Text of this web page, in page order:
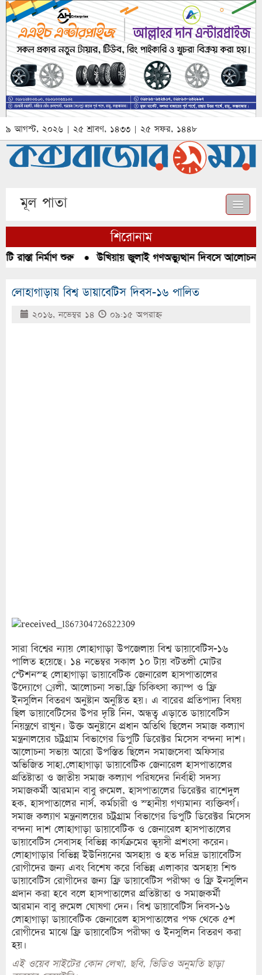
৯ আগস্ট, ২০২৬ | ২৫ শ্রাবণ, ১৪৩৩ | ২৫ সফর, ১৪৪৮
মূল পাতা
শিরোনাম
নির্মাণ শুরু●উখিয়ায় জুলাই গণঅভ্যুত্থান দিবসে আলোচনা,
লোহাগাড়ায় বিশ্ব ডায়াবেটিস দিবস-১৬ পালিত
২০১৬, নভেম্বর ১৪ ০৯:১৫ অপরাহ্ণ
সারা বিশ্বের ন্যায় লোহাগাড়া উপজেলায় বিশ্ব ডায়াবেটিস-১৬
পালিত হয়েছে। ১৪ নভেম্বর সকাল ১০ টায় বটতলী মোটর
স্টেশনস্হ লোহাগাড়া ডায়াবেটিক জেনারেল হাসপাতালের
উদ্যোগে র্্যলী, আলোচনা সভা,ফ্রি চিকিৎসা ক্যাম্প ও ফ্রি
ইনসুলিন বিতরণ অনুষ্টান অনুষ্টিত হয়। এ বারের প্রতিপাদ্য বিষয়
ছিল ডায়াবেটিসের উপর দৃষ্টি নিন, অন্ধত্ব এড়াতে ডায়াবেটিস
নিয়ন্ত্রণে রাখুন। উক্ত অনুষ্টানে প্রধান অতিথি ছিলেন সমাজ কল্যাণ
মন্ত্রনালয়ের চট্রগ্রাম বিভাগের ডিপুটি ডিরেক্টর মিসেস বন্দনা দাশ।
আলোচনা সভায় আরো উপস্তিত ছিলেন সমাজসেবা অফিসার
অভিজিত সাহা,লোহাগাড়া ডায়াবেটিক জেনারেল হাসপাতালের
প্রতিষ্টাতা ও জাতীয় সমাজ কল্যাণ পরিষদের নির্বাহী সদস্য
সমাজকর্মী আরমান বাবু রুমেল, হাসপাতালের ডিরেক্টর রাশেদুল
হক, হাসপাতালের নার্স, কর্মচারী ও স্হানীয় গণ্যমান্য ব্যক্তিবর্গ।
সমাজ কল্যাণ মন্ত্রনালয়ের চট্রগ্রাম বিভাগের ডিপুটি ডিরেক্টর মিসেস
বন্দনা দাশ লোহাগাড়া ডায়াবেটিক ও জেনারেল হাসপাতালের
ডায়াবেটিস সেবাসহ বিভিন্ন কার্যক্রমের ভূয়সী প্রশংসা করেন।
লোহাগাড়ার বিভিন্ন ইউনিয়নের অসহায় ও হত দরিদ্র ডায়াবেটিস
রোগীদের জন্য এবং বিশেষ করে বিভিন্ন এলাকার অসহায় শিশু
ডায়াবেটিস রোগীদের জন্য ফ্রি ডায়াবেটিস পরীক্ষা ও ফ্রি ইনসুলিন
প্রদান করা হবে বলে হাসপাতালের প্রতিষ্টাতা ও সমাজকর্মী
আরমান বাবু রুমেল ঘোষণা দেন। বিশ্ব ডায়াবেটিস দিবস-১৬
লোহাগাড়া ডায়াবেটিক জেনারেল হাসপাতালের পক্ষ থেকে ৫শ
রোগীদের মাঝে ফ্রি ডায়াবেটিস পরীক্ষা ও ইনসুলিন বিতরণ করা
হয়।
এই ওয়েব সাইটের কোন লেখা, ছবি, ভিডিও অনুমতি ছাড়া